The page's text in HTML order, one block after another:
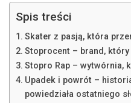
Spis treści
Skater z pasją, która
Stoprocent – brand, który
Stopro Rap – wytwórnia,
Upadek i powrót –
powiedziała ostatniego